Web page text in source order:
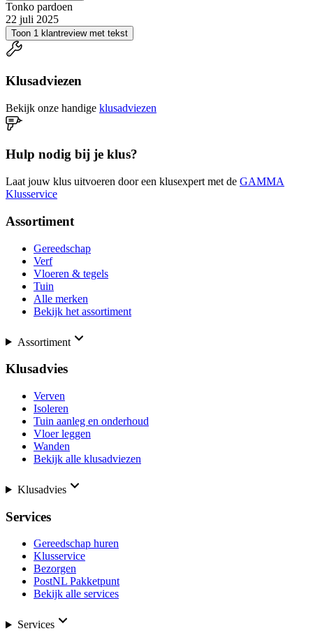
Tonko pardoen
22 juli 2025
Toon 1 klantreview met tekst
Klusadviezen
Bekijk onze handige klusadviezen
Hulp nodig bij je klus?
Laat jouw klus uitvoeren door een klusexpert met de GAMMA
Klusservice
Assortiment
Gereedschap
Verf
Vloeren & tegels
Tuin
Alle merken
Bekijk het assortiment
Assortiment
Klusadvies
Verven
Isoleren
Tuin aanleg en onderhoud
Vloer leggen
Wanden
Bekijk alle klusadviezen
Klusadvies
Services
Gereedschap huren
Klusservice
Bezorgen
PostNL Pakketpunt
Bekijk alle services
Services